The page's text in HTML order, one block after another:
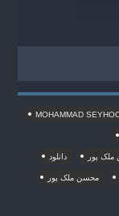
MOHAMMAD
پور دانلود
محسن ملک پور